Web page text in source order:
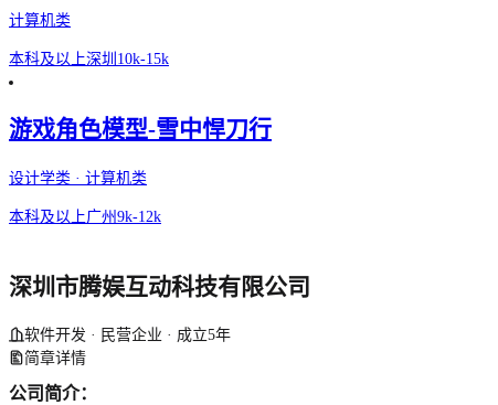
计算机类
本科及以上深圳 10k-15k
游戏角色模型-雪中悍刀行
设计学类 · 计算机类
本科及以上广州 9k-12k
深圳市腾娱互动科技有限公司
软件开发 · 民营企业 · 成立5年
简章详情
公司简介：